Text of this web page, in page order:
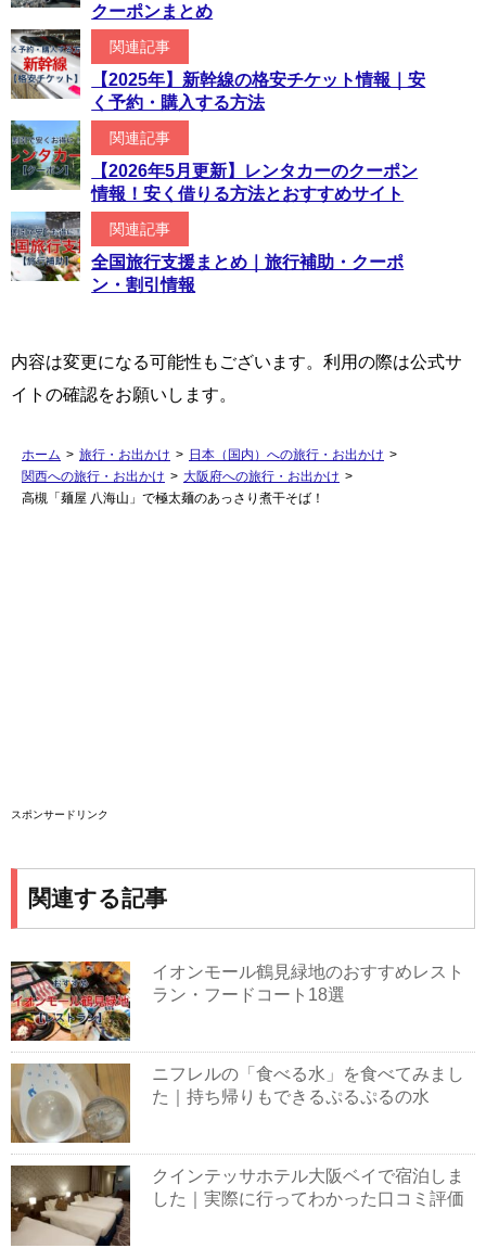
クーポンまとめ
関連記事
【2025年】新幹線の格安チケット情報｜安
く予約・購入する方法
関連記事
【2026年5月更新】レンタカーのクーポン
情報！安く借りる方法とおすすめサイト
関連記事
全国旅行支援まとめ｜旅行補助・クーポ
ン・割引情報
内容は変更になる可能性もございます。利用の際は公式サ
イトの確認をお願いします。
ホーム > 旅行・お出かけ > 日本（国内）への旅行・お出かけ >
関西への旅行・お出かけ > 大阪府への旅行・お出かけ >
高槻「麺屋 八海山」で極太麺のあっさり煮干そば！
スポンサードリンク
関連する記事
イオンモール鶴見緑地のおすすめレスト
ラン・フードコート18選
ニフレルの「食べる水」を食べてみまし
た｜持ち帰りもできるぷるぷるの水
クインテッサホテル大阪ベイで宿泊しま
した｜実際に行ってわかった口コミ評価